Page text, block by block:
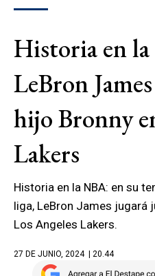
Historia en
LeBron
hijo Bronny
Lakers
Historia en la NBA: en su
liga, LeBron James jugará
Los Angeles Lakers.
27 DE JUNIO, 2024 | 20.44